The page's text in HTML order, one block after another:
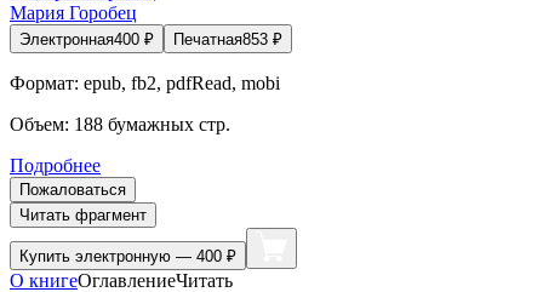
Мария Горобец
Электронная400 ₽ Печатная853 ₽
Формат: epub, fb2, pdfRead, mobi
Объем: 188 бумажных стр.
Подробнее
Пожаловаться
Читать фрагмент
Купить электронную — 400 ₽
О книгеОглавлениеЧитать